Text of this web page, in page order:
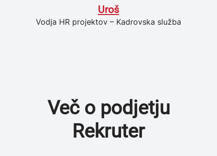
Uroš
Vodja HR projektov – Kadrovska služba
Več o podjetju
Rekruter